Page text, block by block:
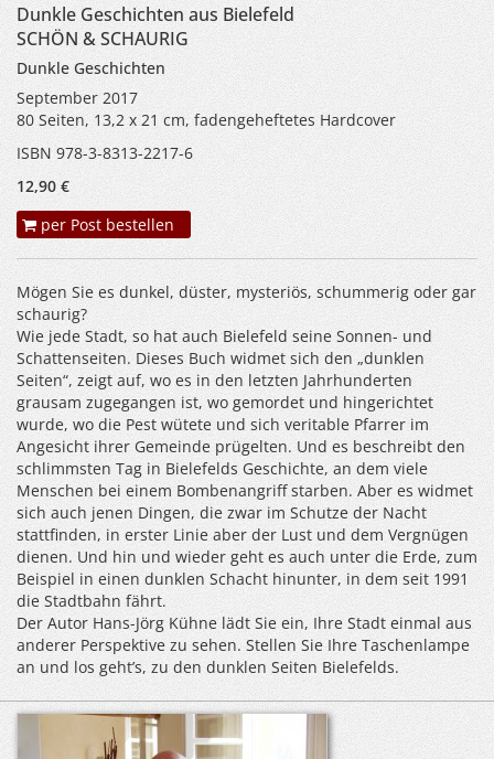
Dunkle Geschichten aus Bielefeld
SCHÖN & SCHAURIG
Dunkle Geschichten
September 2017
80 Seiten, 13,2 x 21 cm, fadengeheftetes Hardcover
ISBN 978-3-8313-2217-6
12,90 €
per Post bestellen
Mögen Sie es dunkel, düster, mysteriös, schummerig oder gar
schaurig?
Wie jede Stadt, so hat auch Bielefeld seine Sonnen- und
Schattenseiten. Dieses Buch widmet sich den „dunklen
Seiten“, zeigt auf, wo es in den letzten Jahrhunderten
grausam zugegangen ist, wo gemordet und hingerichtet
wurde, wo die Pest wütete und sich veritable Pfarrer im
Angesicht ihrer Gemeinde prügelten. Und es beschreibt den
schlimmsten Tag in Bielefelds Geschichte, an dem viele
Menschen bei einem Bombenangriff starben. Aber es widmet
sich auch jenen Dingen, die zwar im Schutze der Nacht
stattfinden, in erster Linie aber der Lust und dem Vergnügen
dienen. Und hin und wieder geht es auch unter die Erde, zum
Beispiel in einen dunklen Schacht hinunter, in dem seit 1991
die Stadtbahn fährt.
Der Autor Hans-Jörg Kühne lädt Sie ein, Ihre Stadt einmal aus
anderer Perspektive zu sehen. Stellen Sie Ihre Taschenlampe
an und los geht’s, zu den dunklen Seiten Bielefelds.